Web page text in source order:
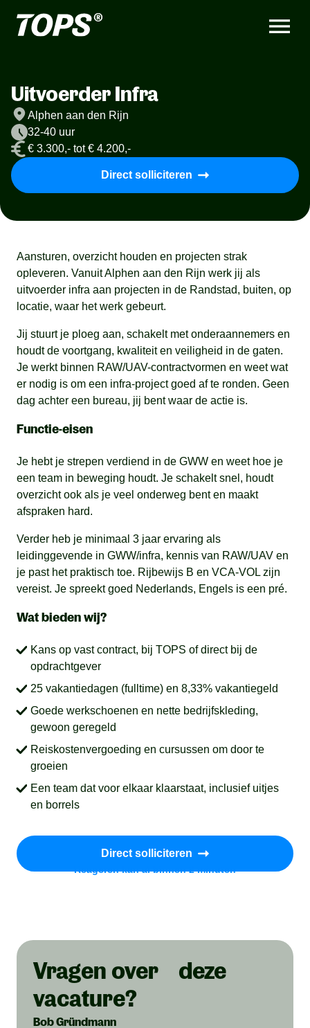
Uitvoerder Infra
Alphen aan den Rijn
32-40 uur
€ 3.300,- tot € 4.200,-
Direct solliciteren
Aansturen, overzicht houden en projecten strak
opleveren. Vanuit Alphen aan den Rijn werk jij als
uitvoerder infra aan projecten in de Randstad, buiten, op
locatie, waar het werk gebeurt.
Jij stuurt je ploeg aan, schakelt met onderaannemers en
houdt de voortgang, kwaliteit en veiligheid in de gaten.
Je werkt binnen RAW/UAV-contractvormen en weet wat
er nodig is om een infra-project goed af te ronden. Geen
dag achter een bureau, jij bent waar de actie is.
Functie-eisen
Je hebt je strepen verdiend in de GWW en weet hoe je
een team in beweging houdt. Je schakelt snel, houdt
overzicht ook als je veel onderweg bent en maakt
afspraken hard.
Verder heb je minimaal 3 jaar ervaring als
leidinggevende in GWW/infra, kennis van RAW/UAV en
je past het praktisch toe. Rijbewijs B en VCA-VOL zijn
vereist. Je spreekt goed Nederlands, Engels is een pré.
Wat bieden wij?
Kans op vast contract, bij TOPS of direct bij de
opdrachtgever
25 vakantiedagen (fulltime) en 8,33% vakantiegeld
Goede werkschoenen en nette bedrijfskleding,
gewoon geregeld
Reiskostenvergoeding en cursussen om door te
groeien
Een team dat voor elkaar klaarstaat, inclusief uitjes
en borrels
Direct solliciteren
Reageren kan al binnen 2 minuten
Vragen over deze
vacature?
Bob Gründmann